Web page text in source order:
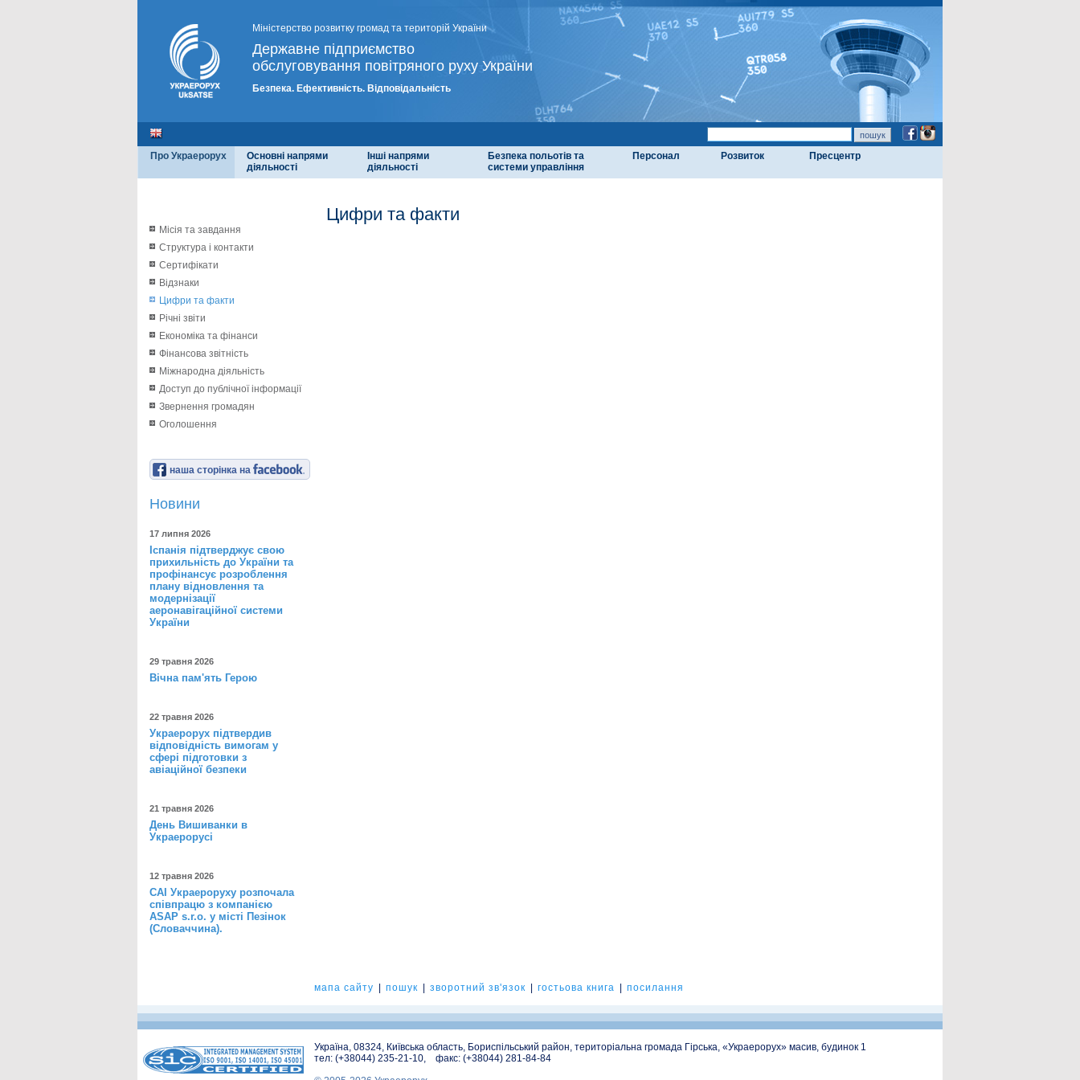
Міністерство розвитку громад та територій України
Державне підприємство
обслуговування повітряного руху України
Безпека. Ефективність. Відповідальність
Про Украерорух
Основні напрями
діяльності
Інші напрями
діяльності
Безпека польотів та
системи управління
Персонал Розвиток Пресцентр
Місія та завдання
Структура і контакти
Сертифікати
Відзнаки
Цифри та факти
Річні звіти
Економіка та фінанси
Фінансова звітність
Міжнародна діяльність
Доступ до публічної інформації
Звернення громадян
Оголошення
наша сторінка на
Новини
17 липня 2026
Іспанія підтверджує свою
прихильність до України та
профінансує розроблення
плану відновлення та
модернізації
аеронавігаційної системи
України
29 травня 2026
Вічна пам'ять Герою
22 травня 2026
Украерорух підтвердив
відповідність вимогам у
сфері підготовки з
авіаційної безпеки
21 травня 2026
День Вишиванки в
Украерорусі
12 травня 2026
САІ Украероруху розпочала
співпрацю з компанією
ASAP s.r.o. у місті Пезінок
(Словаччина).
Цифри та факти
мапа сайту пошук зворотний зв'язок гостьова книга посилання
Україна, 08324, Київська область, Бориспільський район, територіальна громада Гірська, «Украерорух» масив, будинок 1
тел: (+38044) 235-21-10, факс: (+38044) 281-84-84